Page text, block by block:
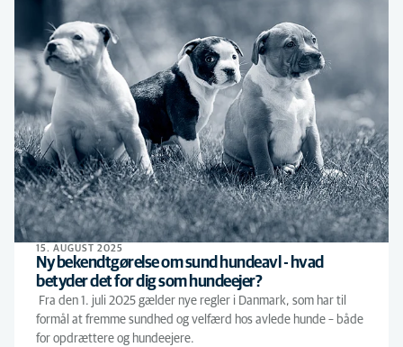
15. AUGUST 2025
Ny bekendtgørelse om sund hundeavl - hvad
betyder det for dig som hundeejer?
Fra den 1. juli 2025 gælder nye regler i Danmark, som har til
formål at fremme sundhed og velfærd hos avlede hunde – både
for opdrættere og hundeejere.